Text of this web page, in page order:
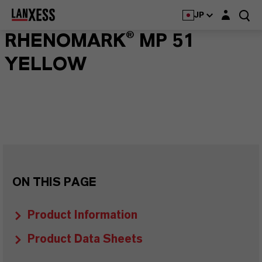
JP Login layer
RHENOMARK® MP 51
YELLOW
ON THIS PAGE
Product Information
Product Data Sheets